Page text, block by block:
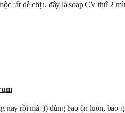
rất dễ chịu. đây là soap CV thứ 2
nay rồi mà :)) dùng bao ổn luôn, bao